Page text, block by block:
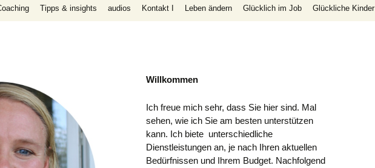
Tipps & insights
audios Kontakt I Leben ändern Glücklich im Job Glückliche Kinder
Willkommen
Ich freue mich sehr, dass Sie hier sind. Mal
sehen, wie ich Sie am besten unterstützen
kann. Ich biete unterschiedliche
Dienstleistungen an, je nach Ihren aktuellen
Bedürfnissen und Ihrem Budget. Nachfolgend